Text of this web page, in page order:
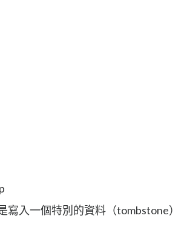
入一個特別的資料（tombstone）